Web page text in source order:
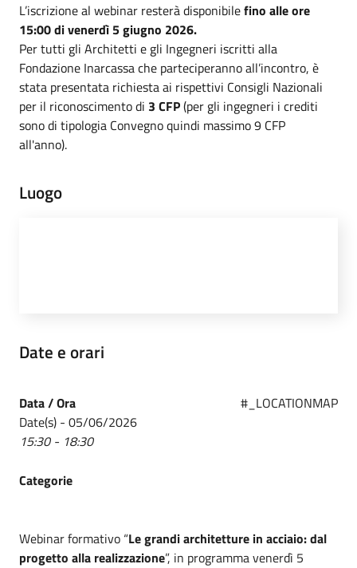
L’iscrizione al webinar resterà disponibilefino alle ore
15:00 di venerdì 5 giugno 2026.
Per tutti gli Architetti e gli Ingegneri iscritti alla
Fondazione Inarcassa che parteciperanno all’incontro, è
stata presentata richiesta ai rispettivi Consigli Nazionali
per il riconoscimento di 3 CFP(per gli ingegneri i crediti
sono di tipologia Convegno quindi massimo 9 CFP
all'anno).
Luogo
Date e orari
#_LOCATIONMAP
Data / Ora
Date(s) - 05/06/2026
15:30 - 18:30
Categorie
Webinar formativo “Le grandi architetture in acciaio: dal
progetto alla realizzazione”, in programma venerdì 5